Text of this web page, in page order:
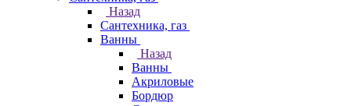
Назад
Сантехника, газ
Ванны
Назад
Ванны
Акриловые
Бордюр